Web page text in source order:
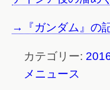
→『ガンダム』の
カテゴリー:
メニュース